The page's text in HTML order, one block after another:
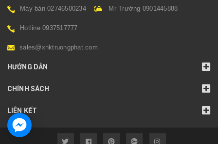
Máy bàn 02746500234 Mr Trường 0901445888
Hotline 0937517777
sales@xnktruongphat.com
HƯỚNG DẪN
CHÍNH SÁCH
LIÊN KẾT